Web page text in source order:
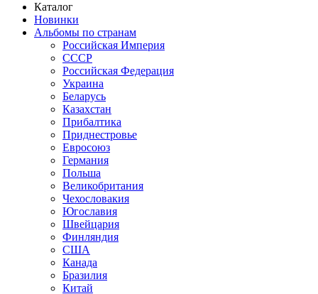
Каталог
Новинки
Альбомы по странам
Российская Империя
СССР
Российская Федерация
Украина
Беларусь
Казахстан
Прибалтика
Приднестровье
Евросоюз
Германия
Польша
Великобритания
Чехословакия
Югославия
Швейцария
Финляндия
США
Канада
Бразилия
Китай